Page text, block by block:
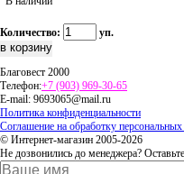
Количество: уп.
Благовест 2000
Телефон:+7 (903) 969-30-65
E-mail: 9693065@mail.ru
Политика конфиденциальности
Соглашение на обработку
© Интернет-магазин 2005-2026
Не дозвонились до менеджера?